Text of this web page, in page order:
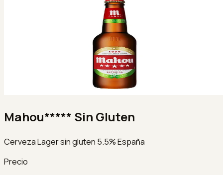
Mahou***** Sin Gluten
Cerveza Lager sin gluten 5.5% España
Precio